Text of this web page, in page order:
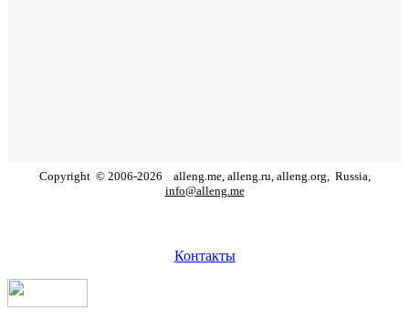
Copyright © 2006-2026 alleng.me, alleng.ru, alleng.org, Russia,
info@alleng.me
Контакты